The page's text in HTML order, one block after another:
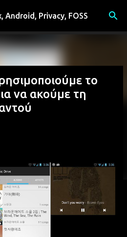
κύριο περιεχόμενο
Android, Privacy, FOSS
το
να ακούμε τη